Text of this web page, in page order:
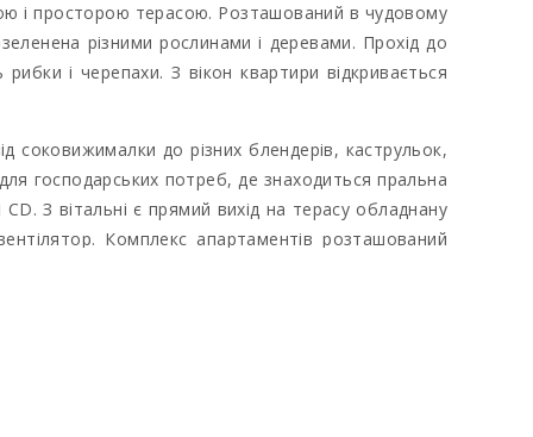
і просторою терасою. Розташований в чудовому
різними рослинами і деревами. Прохід до
і черепахи. З вікон квартири відкривається
до різних блендерів, каструльок,
господарських потреб, де знаходиться пральна
З вітальні є прямий вихід на терасу обладнану
Комплекс апартаментів розташований
природних гаваней на острові, що за часів
банкомат, супермаркет, ресторани і бари,